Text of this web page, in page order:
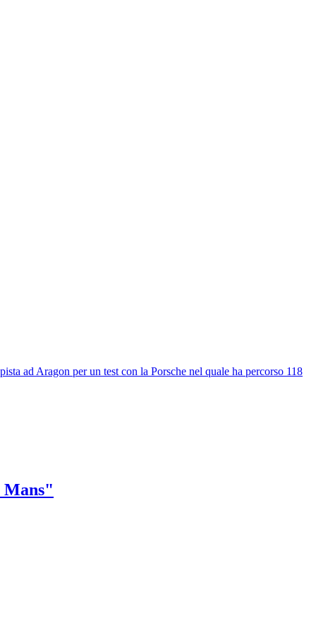
ad Aragon per un test con la Porsche nel quale ha percorso 118
Mans"